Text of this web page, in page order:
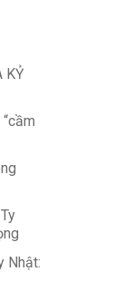
KỶ
Nhật: